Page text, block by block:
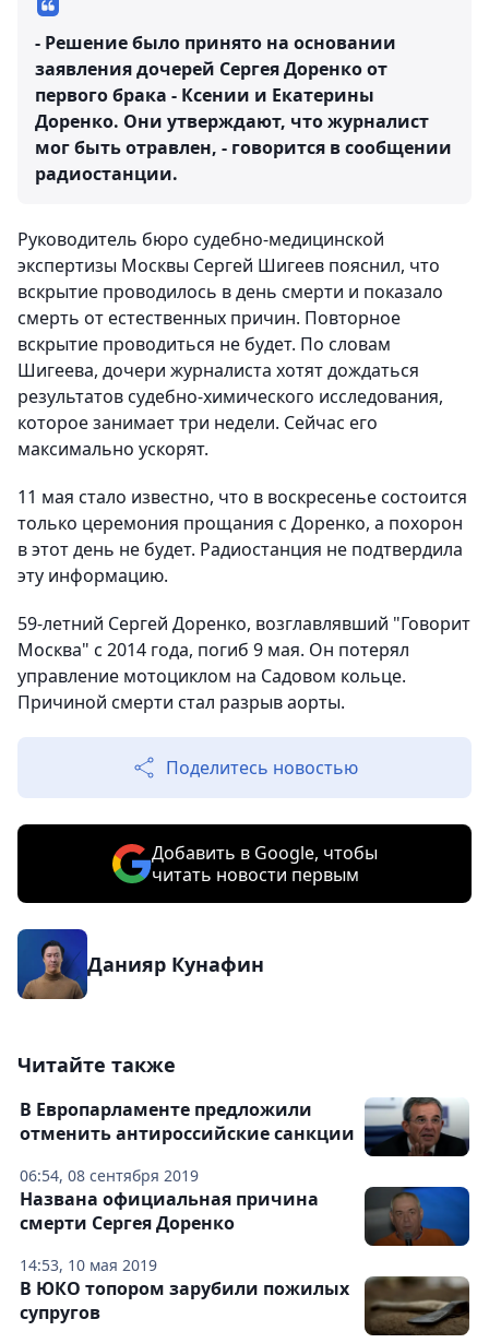
- Решение было принято на основании
заявления дочерей Сергея Доренко от
первого брака - Ксении и Екатерины
Доренко. Они утверждают, что журналист
мог быть отравлен, - говорится в сообщении
радиостанции.
Руководитель бюро судебно-медицинской
экспертизы Москвы Сергей Шигеев пояснил, что
вскрытие проводилось в день смерти и показало
смерть от естественных причин. Повторное
вскрытие проводиться не будет. По словам
Шигеева, дочери журналиста хотят дождаться
результатов судебно-химического исследования,
которое занимает три недели. Сейчас его
максимально ускорят.
11 мая стало известно, что в воскресенье состоится
только церемония прощания с Доренко, а похорон
в этот день не будет. Радиостанция не подтвердила
эту информацию.
59-летний Сергей Доренко, возглавлявший "Говорит
Москва" с 2014 года, погиб 9 мая. Он потерял
управление мотоциклом на Садовом кольце.
Причиной смерти стал разрыв аорты.
Поделитесь новостью
Добавить в Google, чтобы
читать новости первым
Данияр Кунафин
Читайте также
06:54, 08 сентября 2019
В Европарламенте предложили
отменить антироссийские санкции
14:53, 10 мая 2019
Названа официальная причина
смерти Сергея Доренко
В ЮКО топором зарубили пожилых
супругов